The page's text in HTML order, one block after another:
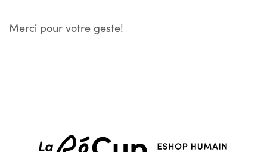
Merci pour votre geste!